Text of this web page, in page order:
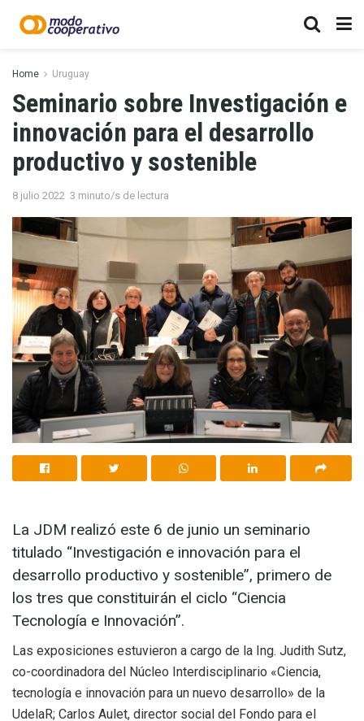
Home Uruguay
Seminario sobre Investigación e
innovación para el desarrollo
productivo y sostenible
8 julio 2022 3 minuto/s de lectura
La JDM realizó este 6 de junio un seminario
titulado “Investigación e innovación para el
desarrollo productivo y sostenible”, primero de
los tres que constituirán el ciclo “Ciencia
Tecnología e Innovación”.
Las exposiciones estuvieron a cargo de la Ing. Judith Sutz,
co-coordinadora del Núcleo Interdisciplinario «Ciencia,
tecnología e innovación para un nuevo desarrollo» de la
UdelaR; Carlos Aulet, director social del Fondo para el